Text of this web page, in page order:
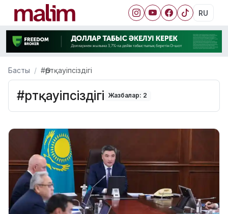
RU
Басты #Өртқауіпсіздігі
#Өртқауіпсіздігі Жазбалар: 2